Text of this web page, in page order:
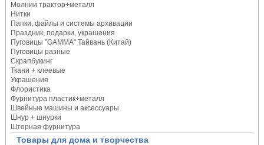
Молнии трактор+металл
Нитки
Папки, файлы и системы архивации
Праздник, подарки, украшения
Пуговицы "GAMMA" Тайвань (Китай)
Пуговицы разные
Скрапбукинг
Ткани + клеевые
Украшения
Флористика
Фурнитура пластик+металл
Швейные машины и аксессуары
Шнур + шнурки
Шторная фурнитура
Товары для дома и творчества